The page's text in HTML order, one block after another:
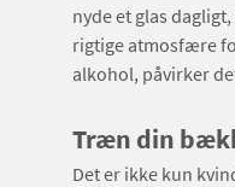
nyde et glas
rigtige atmosfære
alkohol, påvirker
Træn din
Det er ikke kun